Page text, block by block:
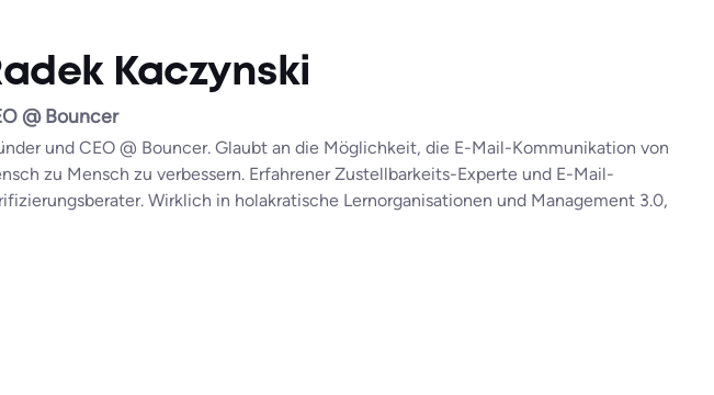
Kaczynski
@ Bouncer
und CEO @ Bouncer. Glaubt an die Möglichkeit, die E-Mail-Kommunikation von
zu Mensch zu verbessern. Erfahrener Zustellbarkeits-Experte und E-Mail-
Wirklich in holakratische Lernorganisationen und Management 3.0,